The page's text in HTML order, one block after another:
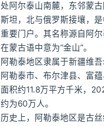
处阿尔泰山南麓，东邻蒙
斯坦，北与俄罗斯接壤，
重要门户。其名称源自阿尔
在蒙古语中意为“金山”。
阿勒泰地区隶属于新疆维
阿勒泰市、布尔津县、富
面积约11.8万平方千米，
约为60万人。
历史上，阿勒泰地区是古